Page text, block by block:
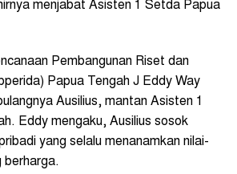
menjabat Asisten 1 Setda Papua
Pembangunan Riset dan
Papua Tengah J Eddy Way
Ausilius, mantan Asisten 1
Eddy mengaku, Ausilius sosok
yang selalu menanamkan nilai-
berharga.